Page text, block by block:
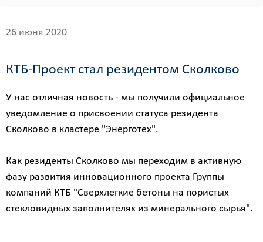
26 июня 2020
КТБ-Проект стал резидентом Сколково
У нас отличная новость - мы получили официальное
уведомление о присвоении статуса резидента
Сколково в кластере "Энерготех".
Как резиденты Сколково мы переходим в активную
фазу развития инновационного проекта Группы
компаний КТБ "Сверхлегкие бетоны на пористых
стекловидных заполнителях из минерального сырья".